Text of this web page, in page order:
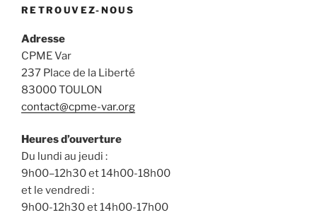
RETROUVEZ-NOUS
Adresse
CPME Var
237 Place de la Liberté
83000 TOULON
contact@cpme-var.org
Heures d’ouverture
Du lundi au jeudi :
9h00–12h30 et 14h00-18h00
et le vendredi :
9h00-12h30 et 14h00-17h00